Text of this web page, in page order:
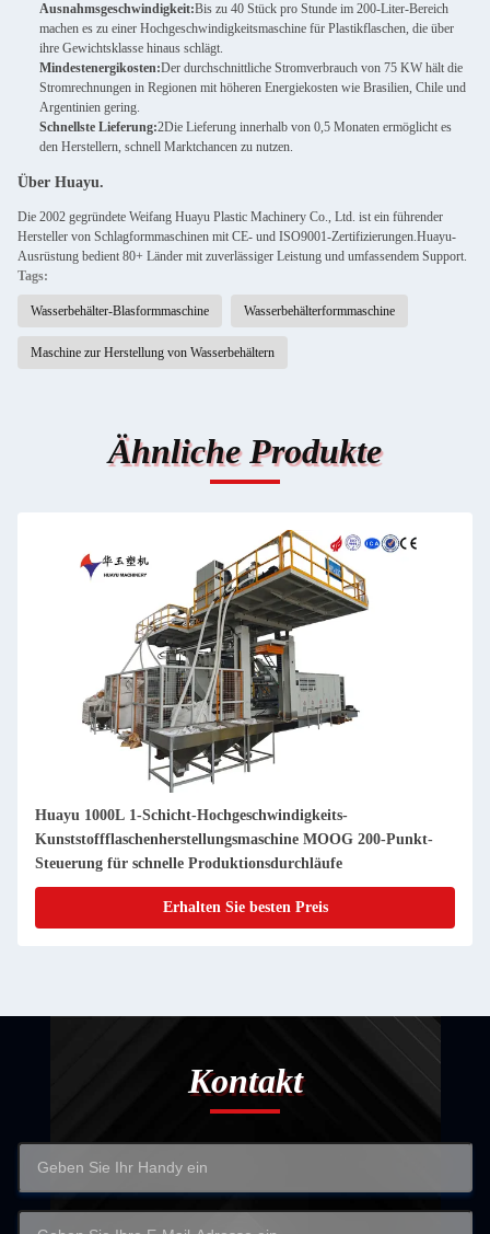
Ausnahmsgeschwindigkeit:Bis zu 40 Stück pro Stunde im 200-Liter-Bereich
machen es zu einer Hochgeschwindigkeitsmaschine für Plastikflaschen, die über
ihre Gewichtsklasse hinaus schlägt.
Mindestenergikosten:Der durchschnittliche Stromverbrauch von 75 KW hält die
Stromrechnungen in Regionen mit höheren Energiekosten wie Brasilien, Chile und
Argentinien gering.
Schnellste Lieferung:2Die Lieferung innerhalb von 0,5 Monaten ermöglicht es
den Herstellern, schnell Marktchancen zu nutzen.
Über Huayu.
Die 2002 gegründete Weifang Huayu Plastic Machinery Co., Ltd. ist ein führender
Hersteller von Schlagformmaschinen mit CE- und ISO9001-Zertifizierungen.Huayu-
Ausrüstung bedient 80+ Länder mit zuverlässiger Leistung und umfassendem Support.
Tags:
Wasserbehälter-Blasformmaschine Wasserbehälterformmaschine
Maschine zur Herstellung von Wasserbehältern
Ähnliche Produkte
Huayu 1000L 1-Schicht-Hochgeschwindigkeits-
Kunststoffflaschenherstellungsmaschine MOOG 200-Punkt-
Steuerung für schnelle Produktionsdurchläufe
Erhalten Sie besten Preis
Kontakt